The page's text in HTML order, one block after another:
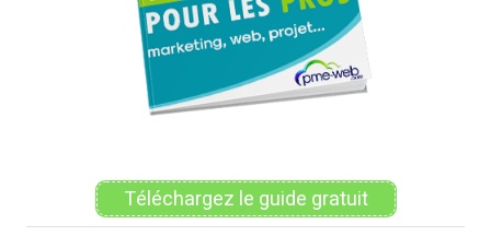
Téléchargez le guide gratuit